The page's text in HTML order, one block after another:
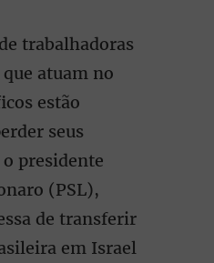
trabalhadoras
atuam no
estão
seus
presidente
(PSL),
de transferir
em Israel